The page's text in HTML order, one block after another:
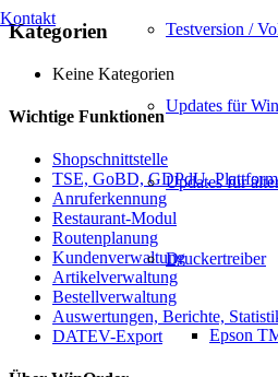
Testversion /
Updates für
Updates für
Druckertreiber
Epson
Kontakt
Kategorien
Keine Kategorien
Wichtige Funktionen
Shopschnittstelle
TSE, GoBD, GDPdU,
Anruferkennung
Restaurant-Modul
Routenplanung
Kundenverwaltung
Artikelverwaltung
Bestellverwaltung
Auswertungen, Berichte,
DATEV-Export